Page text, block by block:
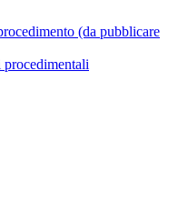
(da pubblicare